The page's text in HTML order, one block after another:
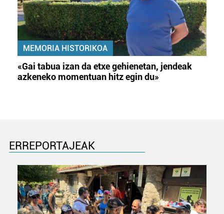
MEMORIA HISTORIKOA
«Gai tabua izan da etxe gehienetan, jendeak
azkeneko momentuan hitz egin du»
ERREPORTAJEAK